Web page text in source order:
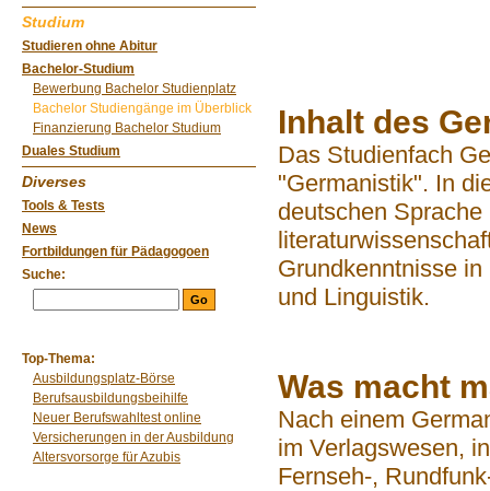
Studium
Studieren ohne Abitur
Bachelor-Studium
Bewerbung Bachelor Studienplatz
Bachelor Studiengänge im Überblick
Finanzierung Bachelor Studium
Duales Studium
Diverses
Tools & Tests
News
Fortbildungen für Pädagogoen
Suche:
Top-Thema:
Ausbildungsplatz-Börse
Berufsausbildungsbeihilfe
Neuer Berufswahltest online
Versicherungen in der Ausbildung
Altersvorsorge für Azubis
Inhalt des
Das Studienfach
"Germanistik". In
deutschen
Grundkenntnisse
und Linguistik.
Was macht
Nach einem
im Verlagswesen,
Fernseh-,